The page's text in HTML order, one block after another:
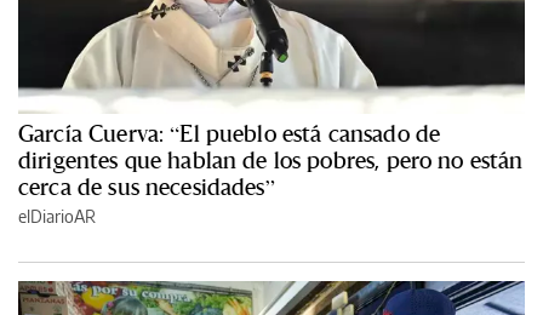
García Cuerva: “El pueblo está cansado de
dirigentes que hablan de los pobres, pero no están
cerca de sus necesidades”
elDiarioAR